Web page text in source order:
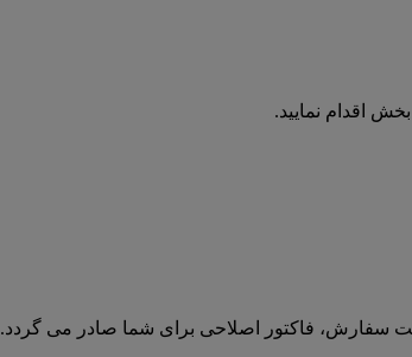
اقدام نمایید.
سفارش، فاکتور اصلاحی برای شما صادر می گردد.